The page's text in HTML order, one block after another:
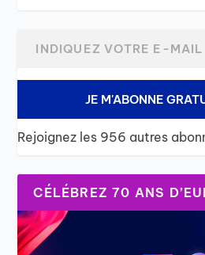
JE M'ABONNE
Rejoignez les 956 autres
CÉLÉBREZ 70 ANS